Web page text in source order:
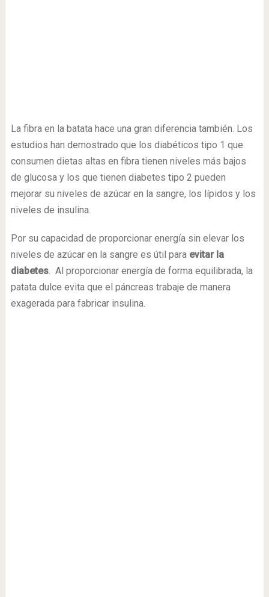
La fibra en la batata hace una gran diferencia también. Los
estudios han demostrado que los diabéticos tipo 1 que
consumen dietas altas en fibra tienen niveles más bajos
de glucosa y los que tienen diabetes tipo 2 pueden
mejorar su niveles de azúcar en la sangre, los lípidos y los
niveles de insulina.
Por su capacidad de proporcionar energía sin elevar los
niveles de azúcar en la sangre es útil para evitar la
diabetes. Al proporcionar energía de forma equilibrada, la
patata dulce evita que el páncreas trabaje de manera
exagerada para fabricar insulina.